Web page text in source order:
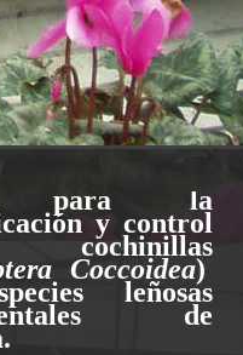
para la
y control
Coccoidea)
leñosas
de